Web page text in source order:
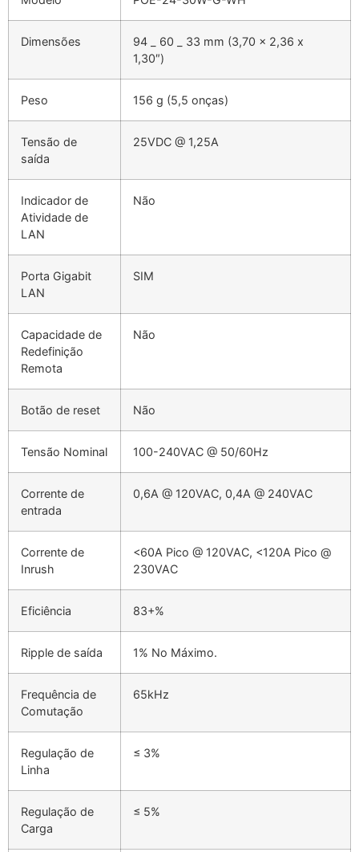
Dimensões
94 _ 60 _ 33 mm (3,70 x 2,36 x
1,30″)
Peso 156 g (5,5 onças)
Tensão de
saída
25VDC @ 1,25A
Indicador de
Atividade de
LAN
Não
Porta Gigabit
LAN
SIM
Capacidade de
Redefinição
Remota
Não
Botão de reset Não
Tensão Nominal 100-240VAC @ 50/60Hz
Corrente de
entrada
0,6A @ 120VAC, 0,4A @ 240VAC
Corrente de
Inrush
<60A Pico @ 120VAC, <120A Pico @
230VAC
Eficiência 83+%
Ripple de saída 1% No Máximo.
Frequência de
Comutação
65kHz
Regulação de
Linha
≤ 3%
Regulação de
Carga
≤ 5%